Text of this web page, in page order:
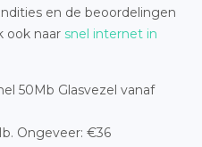
en de beoordelingen
ook naar snel internet in
50Mb Glasvezel vanaf
Ongeveer: €36